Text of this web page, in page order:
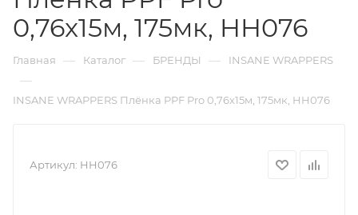
0,76x15м, 175мк, HH076
Главная — Каталог — БРЕНДЫ — INSANE WRAPPERS
—
INSANE WRAPPERS Плёнка PPF Pro 0,76x15м, 175мк, HH076
Артикул: HH076